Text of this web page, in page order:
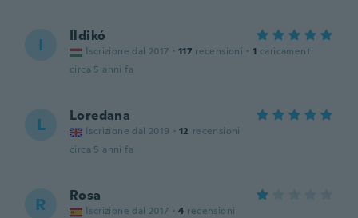
I Ildikó
Iscrizione dal 2017 · 117 recensioni · 1 caricamenti
circa 5 anni fa
L Loredana
Iscrizione dal 2019 · 12 recensioni
circa 5 anni fa
R Rosa
Iscrizione dal 2017 · 4 recensioni